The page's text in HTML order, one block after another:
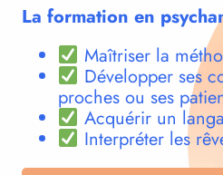
La formation en
Maîtriser la
Développer ses
proches ou ses
Acquérir un
Interpréter les